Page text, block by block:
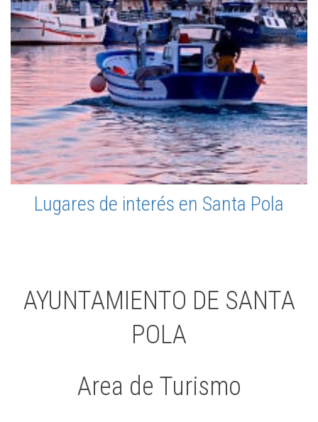
Lugares de interés en Santa Pola
AYUNTAMIENTO DE SANTA
POLA
Area de Turismo